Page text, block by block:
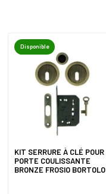
Disponible
KIT SERRURE À CLÉ POUR
PORTE COULISSANTE
BRONZE FROSIO BORTOLO